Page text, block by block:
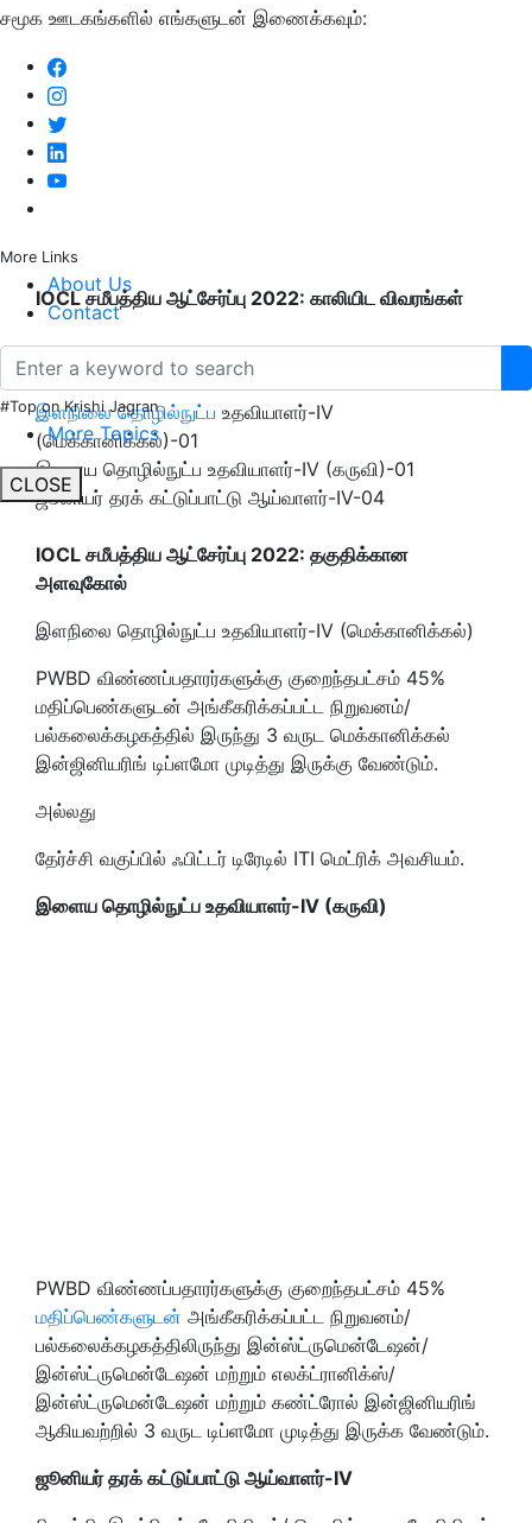
சமூக ஊடகங்களில் எங்களுடன் இணைக்கவும்:
More Links
About Us
Contact
#Top on Krishi Jagran
More Topics
CLOSE
IOCL சமீபத்திய ஆட்சேர்ப்பு 2022: காலியிட விவரங்கள்
பதவியின் பெயர்
இளநிலை தொழில்நுட்ப உதவியாளர்-IV
(மெக்கானிக்கல்)-01
இளைய தொழில்நுட்ப உதவியாளர்-IV (கருவி)-01
ஜூனியர் தரக் கட்டுப்பாட்டு ஆய்வாளர்-IV-04
IOCL சமீபத்திய ஆட்சேர்ப்பு 2022: தகுதிக்கான
அளவுகோல்
இளநிலை தொழில்நுட்ப உதவியாளர்-IV (மெக்கானிக்கல்)
PWBD விண்ணப்பதாரர்களுக்கு குறைந்தபட்சம் 45%
மதிப்பெண்களுடன் அங்கீகரிக்கப்பட்ட நிறுவனம்/
பல்கலைக்கழகத்தில் இருந்து 3 வருட மெக்கானிக்கல்
இன்ஜினியரிங் டிப்ளமோ முடித்து இருக்கு வேண்டும்.
அல்லது
தேர்ச்சி வகுப்பில் ஃபிட்டர் டிரேடில் ITI மெட்ரிக் அவசியம்.
இளைய தொழில்நுட்ப உதவியாளர்-IV (கருவி)
PWBD விண்ணப்பதாரர்களுக்கு குறைந்தபட்சம் 45%
மதிப்பெண்களுடன் அங்கீகரிக்கப்பட்ட நிறுவனம்/
பல்கலைக்கழகத்திலிருந்து இன்ஸ்ட்ருமென்டேஷன்/
இன்ஸ்ட்ருமென்டேஷன் மற்றும் எலக்ட்ரானிக்ஸ்/
இன்ஸ்ட்ருமென்டேஷன் மற்றும் கண்ட்ரோல் இன்ஜினியரிங்
ஆகியவற்றில் 3 வருட டிப்ளமோ முடித்து இருக்க வேண்டும்.
ஜூனியர் தரக் கட்டுப்பாட்டு ஆய்வாளர்-IV